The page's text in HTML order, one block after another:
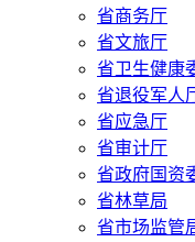
省商务厅
省文旅厅
省卫生健康
省退役军人
省应急厅
省审计厅
省政府国资
省林草局
省市场监管